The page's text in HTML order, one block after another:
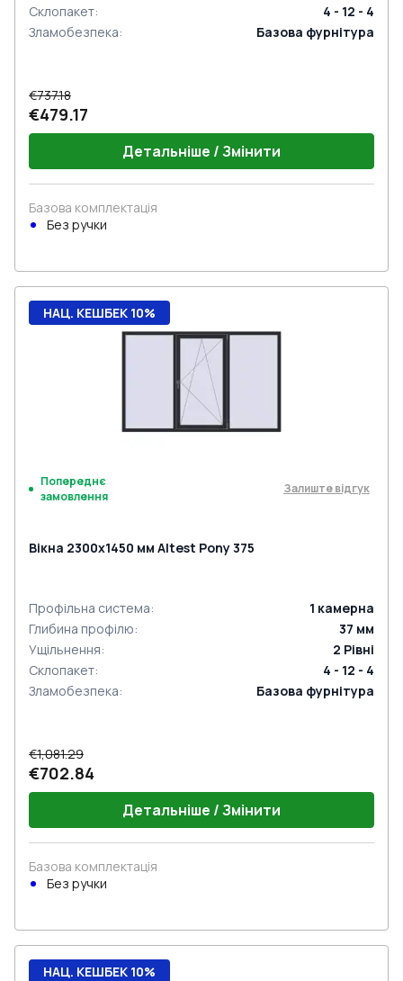
Склопакет:
4 - 12 - 4
Зламобезпека: Базова фурнітура
€737.18
€479.17
Детальніше / Змінити
Базова комплектація
Без ручки
НАЦ. КЕШБЕК 10%
Попереднє
замовлення
Залиште відгук
Вікна 2300x1450 мм Altest Pony 375
Профільна система: 1 камерна
Глибина профілю: 37 мм
Ущільнення: 2 Рівні
Склопакет:
4 - 12 - 4
Зламобезпека: Базова фурнітура
€1,081.29
€702.84
Детальніше / Змінити
Базова комплектація
Без ручки
НАЦ. КЕШБЕК 10%